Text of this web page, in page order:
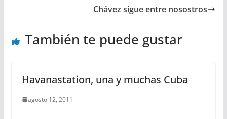
Chávez sigue entre nosostros
También te puede gustar
Havanastation, una y muchas Cuba
agosto 12, 2011